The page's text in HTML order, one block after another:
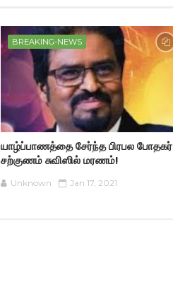
BREAKING-NEWS
யாழ்ப்பாணத்தை சேர்ந்த பிரபல போதகர்
சற்குணம் சுவிஸில் மரணம்!
Unknown Jan 17, 2021